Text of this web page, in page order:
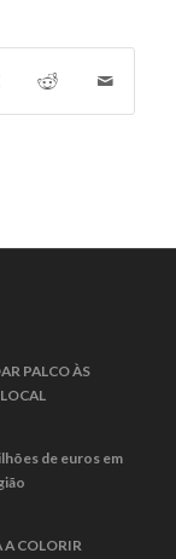
PALCO ÀS
de euros em
A COLORIR